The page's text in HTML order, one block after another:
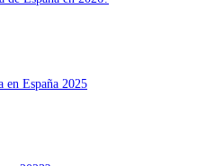
en España 2025